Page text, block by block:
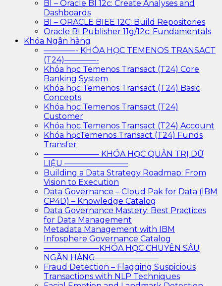
BI – Oracle BI 12c: Create Analyses and
Dashboards
BI – ORACLE BIEE 12C: Build Repositories
Oracle BI Publisher 11g/12c: Fundamentals
Khóa Ngân hàng
————- KHÓA HỌC TEMENOS TRANSACT
(T24)————-
Khóa học Temenos Transact (T24) Core
Banking System
Khóa học Temenos Transact (T24) Basic
Concepts
Khóa học Temenos Transact (T24)
Customer
Khóa học Temenos Transact (T24) Account
Khóa họcTemenos Transact (T24) Funds
Transfer
——————— KHÓA HỌC QUẢN TRỊ DỮ
LIỆU ————————
Building a Data Strategy Roadmap: From
Vision to Execution
Data Governance – Cloud Pak for Data (IBM
CP4D) – Knowledge Catalog
Data Governance Mastery: Best Practices
for Data Management
Metadata Management with IBM
Infosphere Governance Catalog
———————KHÓA HỌC CHUYÊN SÂU
NGÂN HÀNG————————
Fraud Detection – Flagging Suspicious
Transactions with NLP Techniques